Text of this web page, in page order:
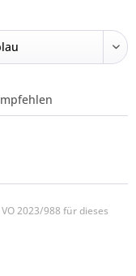
2023/988 für dieses